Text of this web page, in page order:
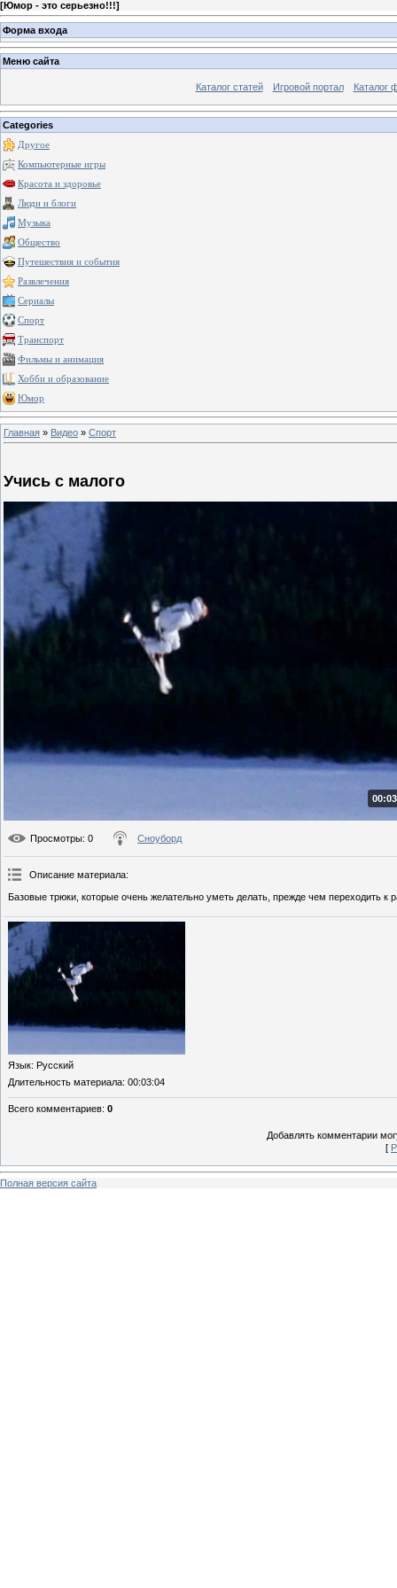
[Юмор - это серьезно!!!]
Форма входа
Меню сайта
Каталог статей Игровой портал Каталог
Categories
Другое
Компьютерные игры
Красота и здоровье
Люди и блоги
Музыка
Общество
Путешествия и события
Развлечения
Сериалы
Спорт
Транспорт
Фильмы и анимация
Хобби и образование
Юмор
Главная » Видео » Спорт
Учись с малого
Просмотры: 0 Сноуборд
Описание материала:
Базовые трюки, которые очень желательно уметь делать, прежде чем переходить
Язык: Русский
Длительность материала: 00:03:04
Всего комментариев: 0
Добавлять комментарии
[
Полная версия сайта